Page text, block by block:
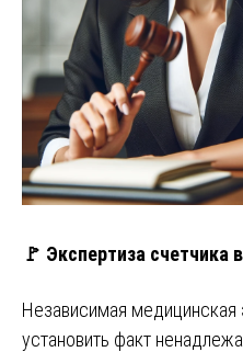
🚩 Экспертиза счетчика
Независимая медицинская
установить факт